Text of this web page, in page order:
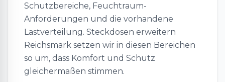
Schutzbereiche, Feuchtraum-
Anforderungen und die vorhandene
Lastverteilung. Steckdosen erweitern
Reichsmark setzen wir in diesen Bereichen
so um, dass Komfort und Schutz
gleichermaßen stimmen.